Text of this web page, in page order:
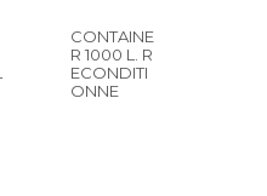
CONTAINE
R 1000 L. R
ECONDITI
ONNE